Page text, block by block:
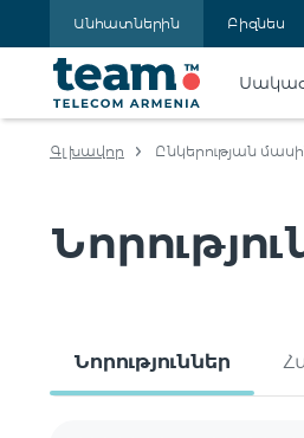
Անհատներին Բիզնես
Գլխավոր Ընկերության
Նորություններ